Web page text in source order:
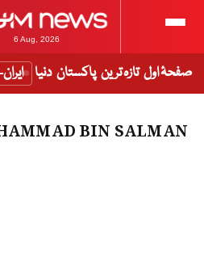
6 Aug, 2026
صفحۂ اول تازہ ترین پاکستان دنیا
BIN SALMAN